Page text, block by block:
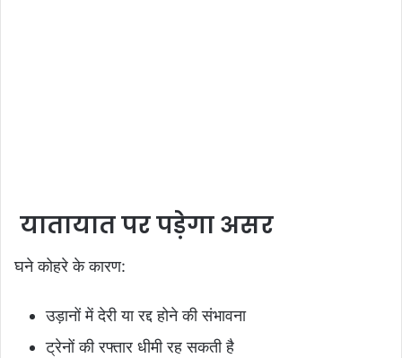
यातायात पर पड़ेगा असर
घने कोहरे के कारण:
उड़ानों में देरी या रद्द होने की संभावना
ट्रेनों की रफ्तार धीमी रह सकती है